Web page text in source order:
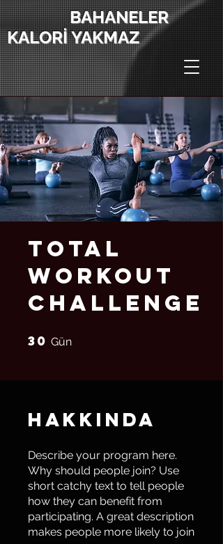
BAHANELER
KALORİ YAKMAZ
Total
Workout
Challenge
30 Gün
Hakkında
Describe your program here.
Why should people join? Use
short catchy text to tell people
how they can benefit from
participating. A great description
makes people more likely to join